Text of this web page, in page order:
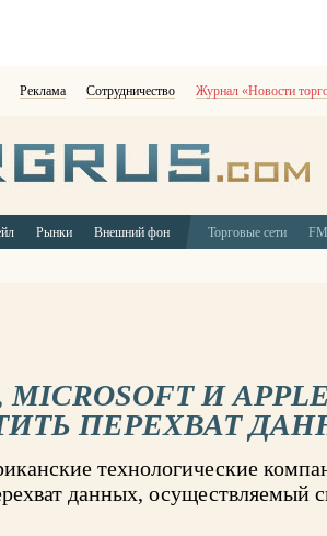
Реклама Сотрудничество Журнал «Новости
Рынки Внешний фон Торговые сети
MICROSOFT И
ПЕРЕХВАТ
технологические
данных, осуществляемый